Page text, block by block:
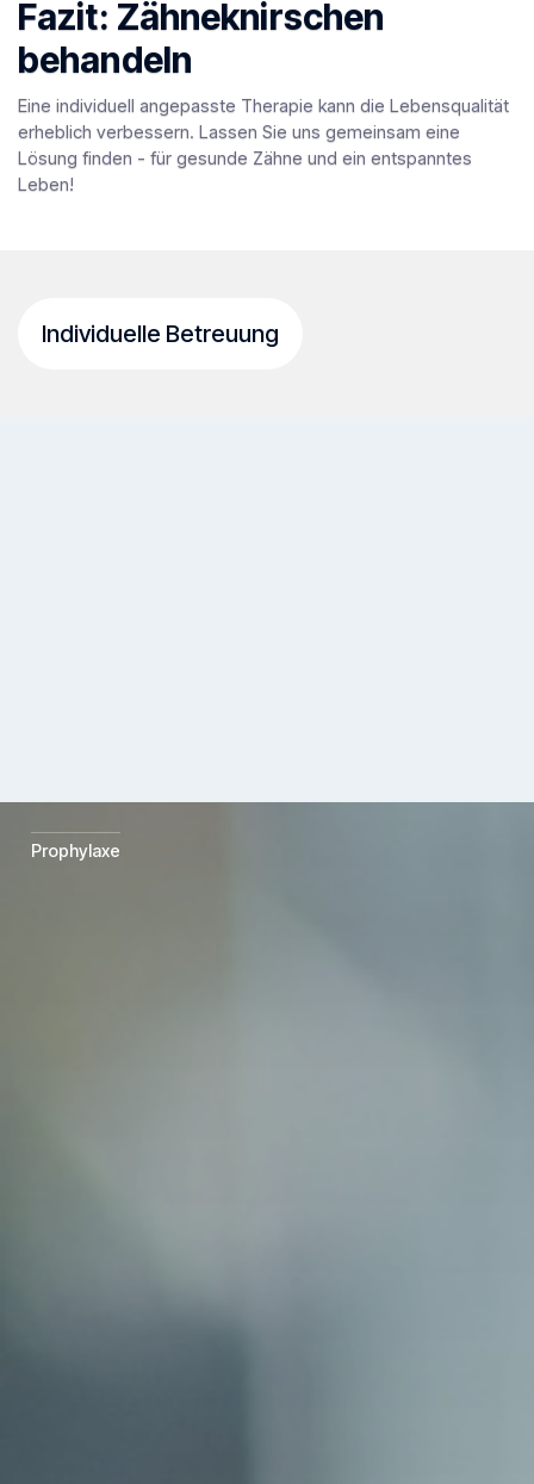
Fazit: Zähneknirschen
behandeln
Eine individuell angepasste Therapie kann die Lebensqualität
erheblich verbessern. Lassen Sie uns gemeinsam eine
Lösung finden - für gesunde Zähne und ein entspanntes
Leben!
Individuelle Betreuung
Prophylaxe